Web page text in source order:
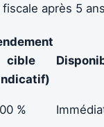
après 5
cible
%